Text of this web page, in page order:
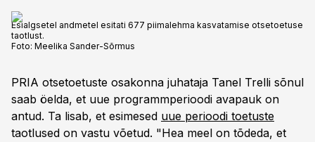
Esialgsetel andmetel esitati 677 piimalehma kasvatamise otsetoetuse
taotlust.
Foto: Meelika Sander-Sõrmus
PRIA otsetoetuste osakonna juhataja Tanel Trelli sõnul
saab öelda, et uue programmperioodi avapauk on
antud. Ta lisab, et esimesed uue perioodi toetuste
taotlused on vastu võetud. "Hea meel on tõdeda, et